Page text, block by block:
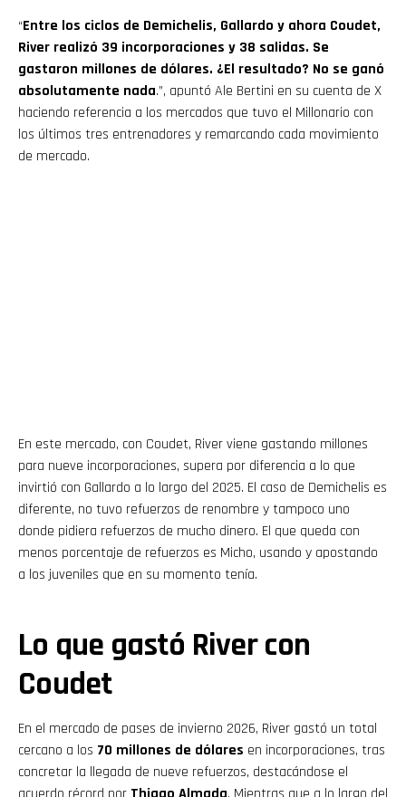
“Entre los ciclos de Demichelis, Gallardo y ahora Coudet,
River realizó 39 incorporaciones y 38 salidas. Se
gastaron millones de dólares. ¿El resultado? No se ganó
absolutamente nada.”, apuntó Ale Bertini en su cuenta de X
haciendo referencia a los mercados que tuvo el Millonario con
los últimos tres entrenadores y remarcando cada movimiento
de mercado.
En este mercado, con Coudet, River viene gastando millones
para nueve incorporaciones, supera por diferencia a lo que
invirtió con Gallardo a lo largo del 2025. El caso de Demichelis es
diferente, no tuvo refuerzos de renombre y tampoco uno
donde pidiera refuerzos de mucho dinero. El que queda con
menos porcentaje de refuerzos es Micho, usando y apostando
a los juveniles que en su momento tenía.
Lo que gastó River con
Coudet
En el mercado de pases de invierno 2026, River gastó un total
cercano a los 70 millones de dólares en incorporaciones, tras
concretar la llegada de nueve refuerzos, destacándose el